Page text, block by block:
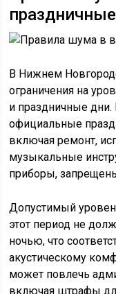
В Нижнем
ограничения на
и праздничные дни.
официальные
включая ремонт,
музыкальные
приборы,
Допустимый
этот период не
ночью, что
акустическому
может повлечь
включая штрафы